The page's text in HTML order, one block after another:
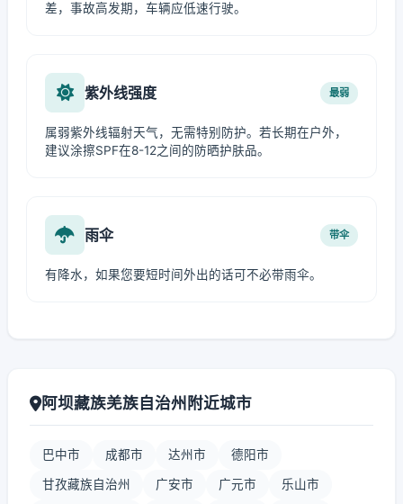
差，事故高发期，车辆应低速行驶。
紫外线强度 最弱
属弱紫外线辐射天气，无需特别防护。若长期在户外，
建议涂擦SPF在8-12之间的防晒护肤品。
雨伞 带伞
有降水，如果您要短时间外出的话可不必带雨伞。
阿坝藏族羌族自治州附近城市
巴中市 成都市 达州市 德阳市
甘孜藏族自治州 广安市 广元市 乐山市